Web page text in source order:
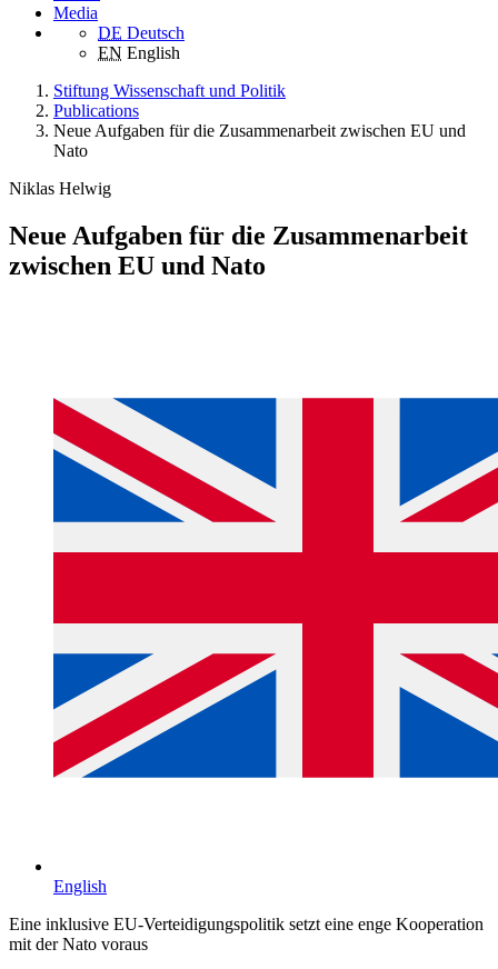
Media
DE Deutsch
EN English
Stiftung Wissenschaft und Politik
Publications
Neue Aufgaben für die Zusammenarbeit zwischen EU und
Nato
Niklas Helwig
Neue Aufgaben für die Zusammenarbeit
zwischen EU und Nato
English
Eine inklusive EU-Verteidigungspolitik setzt eine enge Kooperation
mit der Nato voraus